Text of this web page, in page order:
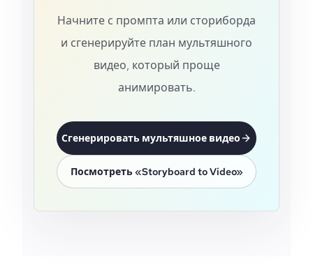
Начните с промпта или сториборда
и сгенерируйте план мультяшного
видео, который проще
анимировать.
Сгенерировать мультяшное видео
Посмотреть «Storyboard to Video»